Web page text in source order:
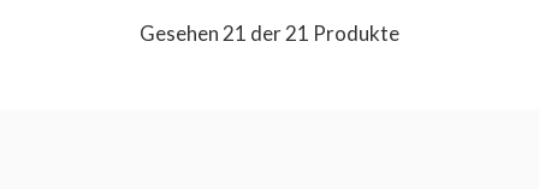
Gesehen 21 der 21 Produkte